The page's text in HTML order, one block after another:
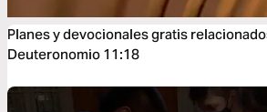
Planes y devocionales gratis
Deuteronomio 11:18